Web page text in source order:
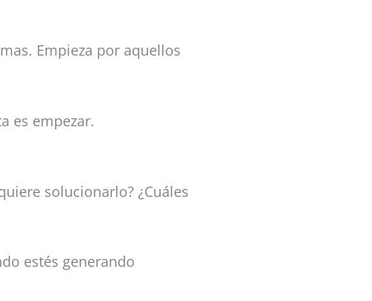
Empieza por aquellos
es empezar.
solucionarlo? ¿Cuáles
estés generando